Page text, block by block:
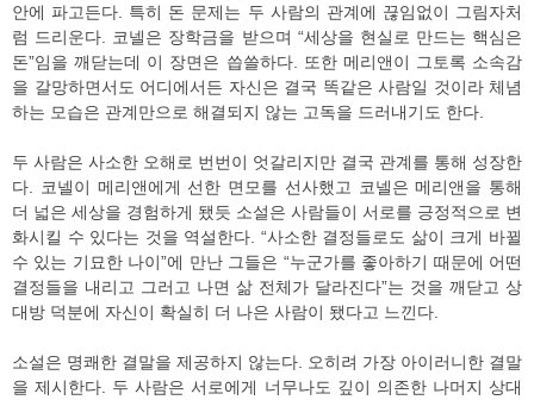
안에 파고든다. 특히 돈 문제는 두 사람의 관계에 끊임없이 그림자처
럼 드리운다. 코넬은 장학금을 받으며 “세상을 현실로 만드는 핵심은
돈”임을 깨닫는데 이 장면은 씁쓸하다. 또한 메리앤이 그토록 소속감
을 갈망하면서도 어디에서든 자신은 결국 똑같은 사람일 것이라 체념
하는 모습은 관계만으로 해결되지 않는 고독을 드러내기도 한다.
두 사람은 사소한 오해로 번번이 엇갈리지만 결국 관계를 통해 성장한
다. 코넬이 메리앤에게 선한 면모를 선사했고 코넬은 메리앤을 통해
더 넓은 세상을 경험하게 됐듯 소설은 사람들이 서로를 긍정적으로 변
화시킬 수 있다는 것을 역설한다. “사소한 결정들로도 삶이 크게 바뀔
수 있는 기묘한 나이”에 만난 그들은 “누군가를 좋아하기 때문에 어떤
결정들을 내리고 그러고 나면 삶 전체가 달라진다”는 것을 깨닫고 상
대방 덕분에 자신이 확실히 더 나은 사람이 됐다고 느낀다.
소설은 명쾌한 결말을 제공하지 않는다. 오히려 가장 아이러니한 결말
을 제시한다. 두 사람은 서로에게 너무나도 깊이 의존한 나머지 상대